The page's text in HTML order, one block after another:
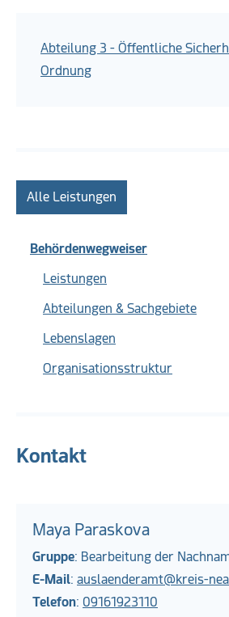
Abteilung 3 - Öffentliche
Ordnung
Alle Leistungen
Behördenwegweiser
Leistungen
Abteilungen & Sachgebiete
Lebenslagen
Organisationsstruktur
Kontakt
Maya Paraskova
Gruppe: Bearbeitung der
E-Mail: auslaenderamt@kreis-
Telefon: 09161923110